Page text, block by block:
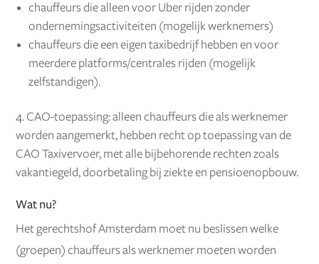
chauffeurs die alleen voor Uber rijden zonder
ondernemingsactiviteiten (mogelijk werknemers)
chauffeurs die een eigen taxibedrijf hebben en voor
meerdere platforms/centrales rijden (mogelijk
zelfstandigen).
CAO-toepassing: alleen chauffeurs die als werknemer
worden aangemerkt, hebben recht op toepassing van de
CAO Taxivervoer, met alle bijbehorende rechten zoals
vakantiegeld, doorbetaling bij ziekte en pensioenopbouw.
Wat nu?
Het gerechtshof Amsterdam moet nu beslissen welke
(groepen) chauffeurs als werknemer moeten worden